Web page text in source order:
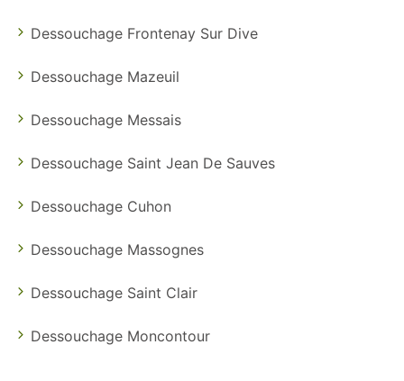
Dessouchage Frontenay Sur Dive
Dessouchage Mazeuil
Dessouchage Messais
Dessouchage Saint Jean De Sauves
Dessouchage Cuhon
Dessouchage Massognes
Dessouchage Saint Clair
Dessouchage Moncontour